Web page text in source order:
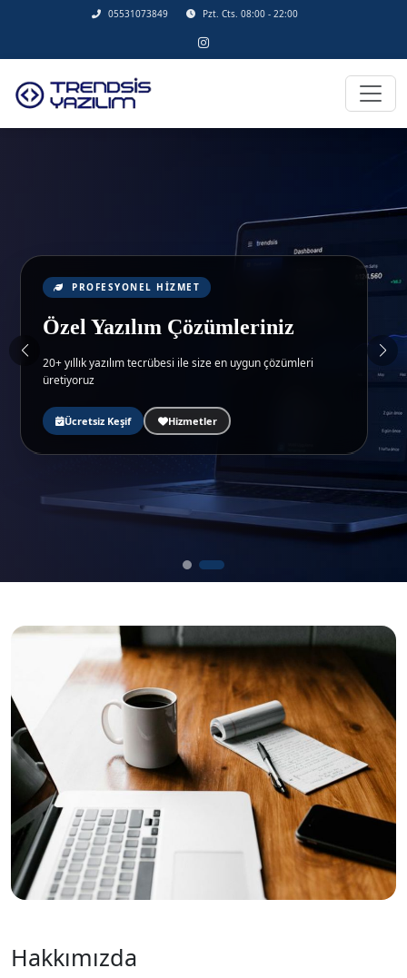
05531073849 Pzt. Cts. 08:00 - 22:00
Web Siteniz Maliyet Değil,
Yatırımdır.
Hedef kitlenize ulaşın, dönüşüm sağlayın ve rakiplerinizi
geride bırakın. SEO uyumlu, mobil dostu ve hızlı çözümlerle
PROFESYONEL HIZMET
Özel Yazılım Çözümleriniz
20+ yıllık yazılım tecrübesi ile size en uygun çözümleri
üretiyoruz
Ücretsiz Keşif Hizmetler
Hakkımızda